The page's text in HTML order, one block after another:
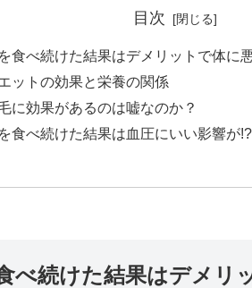
目次
食べ続けた結果はデメリットで体に
ットの効果と栄養の関係
に効果があるのは嘘なのか？
食べ続けた結果は血圧にいい影響が!?
べ続けた結果はデメリ